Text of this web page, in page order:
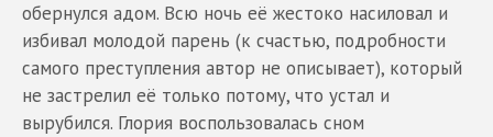
обернулся адом. Всю ночь её жестоко насиловал и
избивал молодой парень (к счастью, подробности
самого преступления автор не описывает), который
не застрелил её только потому, что устал и
вырубился. Глория воспользовалась сном